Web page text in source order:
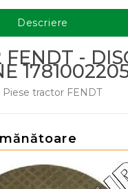
Descriere
FENDT -
Piese tractor FENDT